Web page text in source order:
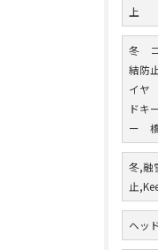
上
冬
結防
イヤ
ドキ
ー
冬,融
止
ヘッ